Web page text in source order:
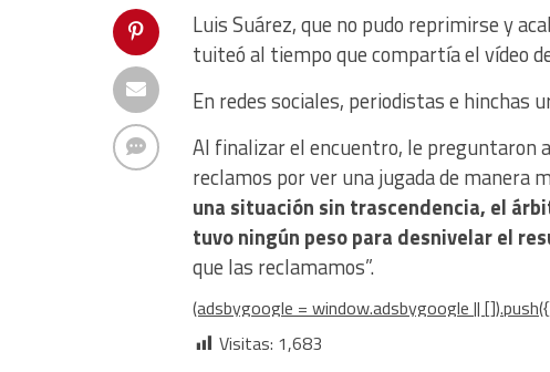
Luis Suárez, que no pudo reprimirse y
tuiteó al tiempo que compartía el vídeo
En redes sociales, periodistas e hinchas
Al finalizar el encuentro, le preguntaron
reclamos por ver una jugada de manera
una situación sin trascendencia, el
tuvo ningún peso para desnivelar el
que las reclamamos”.
(adsbygoogle = window.adsbygoogle ||
Visitas: 1,683